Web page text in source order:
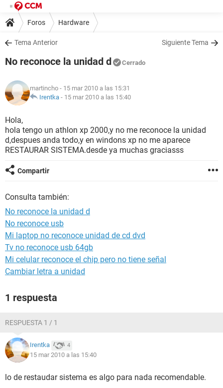
Foros Hardware
Tema Anterior Siguiente Tema
No reconoce la unidad d Cerrado
martincho - 15 mar 2010 a las 15:31
Irentka - 15 mar 2010 a las 15:40
Hola,
hola tengo un athlon xp 2000,y no me reconoce la unidad
d,despues anda todo,y en windons xp no me aparece
RESTAURAR SISTEMA.desde ya muchas graciasss
Compartir
Consulta también:
No reconoce la unidad d
No reconoce usb
Mi laptop no reconoce unidad de cd dvd
Tv no reconoce usb 64gb
Mi celular reconoce el chip pero no tiene señal
Cambiar letra a unidad
1 respuesta
RESPUESTA 1 / 1
Irentka 4
15 mar 2010 a las 15:40
lo de restaudar sistema es algo para nada recomendable.